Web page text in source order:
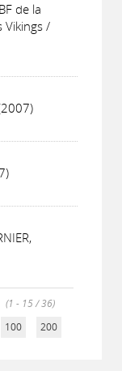
de la
Vikings /
(1 - 15 / 36)
100 200